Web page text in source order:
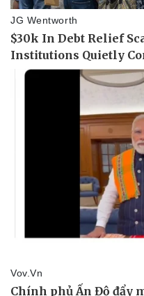
Pháp luật
Vụ án
Tin nóng
Tư vấn luật